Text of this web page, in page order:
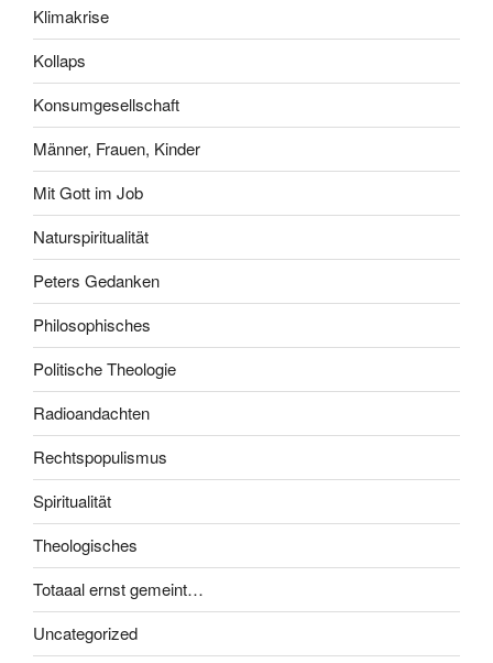
Klimakrise
Kollaps
Konsumgesellschaft
Männer, Frauen, Kinder
Mit Gott im Job
Naturspiritualität
Peters Gedanken
Philosophisches
Politische Theologie
Radioandachten
Rechtspopulismus
Spiritualität
Theologisches
Totaaal ernst gemeint…
Uncategorized